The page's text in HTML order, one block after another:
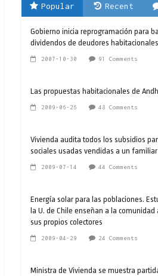
Popular Recent
Gobierno inicia reprogramación para
dividendos de deudores
2007-10-30 91 Comments
Las propuestas habitacionales de
2009-06-26 48 Comments
Vivienda audita todos los subsidios
sociales usadas vendidas a un
2009-07-14 44 Comments
Energía solar para las poblaciones.
la U. de Chile enseñan a la comunidad
sus propios colectores
2009-04-29 24 Comments
Ministra de Vivienda se muestra